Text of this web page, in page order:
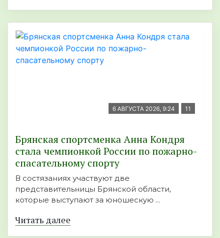
6 АВГУСТА 2026, 9:24 11
Брянская спортсменка Анна Кондря
стала чемпионкой России по пожарно-
спасательному спорту
В состязаниях участвуют две
представительницы Брянской области,
которые выступают за юношескую ...
Читать далее